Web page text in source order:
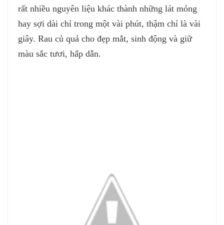
rất nhiều nguyên liệu khác thành những lát mỏng
hay sợi dài chỉ trong một vài phút, thậm chí là vài
giây. Rau củ quả cho đẹp mắt, sinh động và giữ
màu sắc tươi, hấp dẫn.